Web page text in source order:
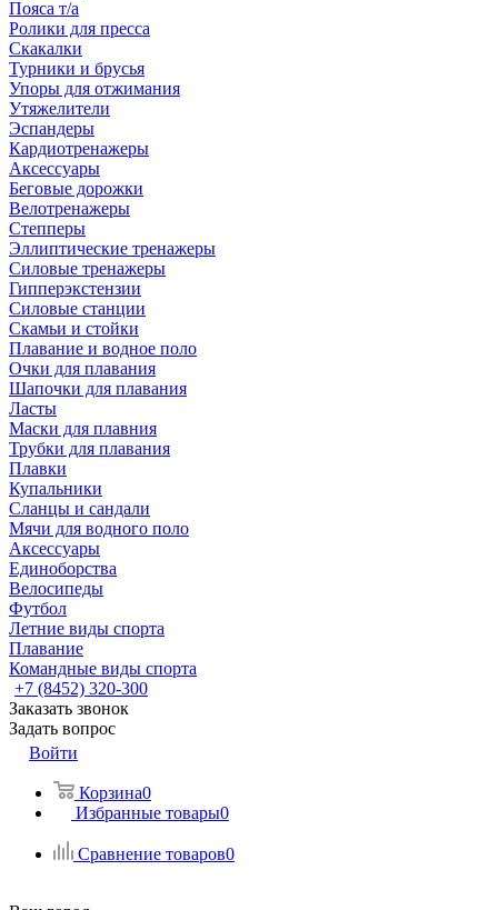
Пояса т/а
Ролики для пресса
Скакалки
Турники и брусья
Упоры для отжимания
Утяжелители
Эспандеры
Кардиотренажеры
Аксессуары
Беговые дорожки
Велотренажеры
Степперы
Эллиптические тренажеры
Силовые тренажеры
Гипперэкстензии
Силовые станции
Скамьи и стойки
Плавание и водное поло
Очки для плавания
Шапочки для плавания
Ласты
Маски для плавния
Трубки для плавания
Плавки
Купальники
Сланцы и сандали
Мячи для водного поло
Аксессуары
Единоборства
Велосипеды
Футбол
Летние виды спорта
Плавание
Командные виды спорта
+7 (8452) 320-300
Заказать звонок
Задать вопрос
Войти
Корзина0
Избранные товары0
Сравнение товаров0